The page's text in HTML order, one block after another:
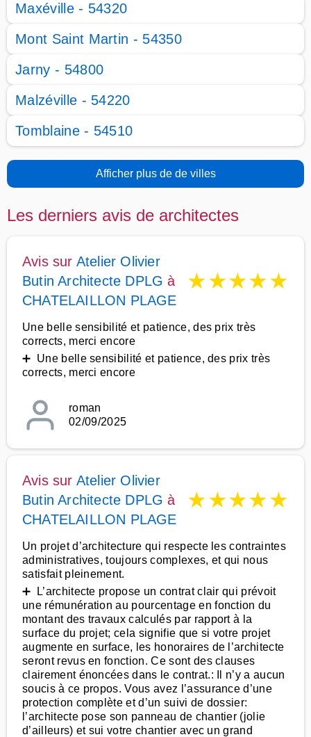
Maxéville - 54320
Mont Saint Martin - 54350
Jarny - 54800
Malzéville - 54220
Tomblaine - 54510
Afficher plus de de villes
Les derniers avis de architectes
Avis sur Atelier Olivier
Butin Architecte DPLG à
CHATELAILLON PLAGE
★★★★★
Une belle sensibilité et patience, des prix très
corrects, merci encore
➕ Une belle sensibilité et patience, des prix très
corrects, merci encore
roman
02/09/2025
Avis sur Atelier Olivier
Butin Architecte DPLG à
CHATELAILLON PLAGE
★★★★★
Un projet d’architecture qui respecte les contraintes
administratives, toujours complexes, et qui nous
satisfait pleinement.
➕ L’architecte propose un contrat clair qui prévoit
une rémunération au pourcentage en fonction du
montant des travaux calculés par rapport à la
surface du projet; cela signifie que si votre projet
augmente en surface, les honoraires de l’architecte
seront revus en fonction. Ce sont des clauses
clairement énoncées dans le contrat.: Il n’y a aucun
soucis à ce propos. Vous avez l’assurance d’une
protection complète et d’un suivi de dossier:
l’architecte pose son panneau de chantier (jolie
d’ailleurs) et sui votre chantier avec un grand